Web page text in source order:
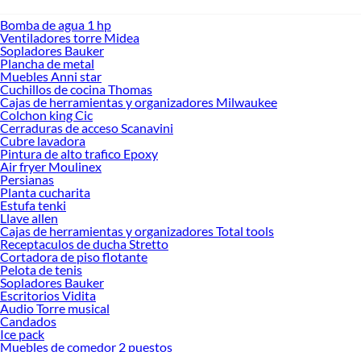
Bomba de agua 1 hp
Ventiladores torre Midea
Sopladores Bauker
Plancha de metal
Muebles Anni star
Cuchillos de cocina Thomas
Cajas de herramientas y organizadores Milwaukee
Colchon king Cic
Cerraduras de acceso Scanavini
Cubre lavadora
Pintura de alto trafico Epoxy
Air fryer Moulinex
Persianas
Planta cucharita
Estufa tenki
Llave allen
Cajas de herramientas y organizadores Total tools
Receptaculos de ducha Stretto
Cortadora de piso flotante
Pelota de tenis
Sopladores Bauker
Escritorios Vidita
Audio Torre musical
Candados
Ice pack
Muebles de comedor 2 puestos